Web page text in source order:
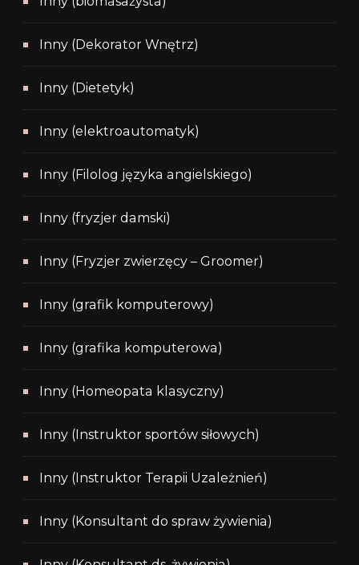
Inny (Dekorator Wnętrz)
Inny (Dietetyk)
Inny (elektroautomatyk)
Inny (Filolog języka angielskiego)
Inny (fryzjer damski)
Inny (Fryzjer zwierzęcy – Groomer)
Inny (grafik komputerowy)
Inny (grafika komputerowa)
Inny (Homeopata klasyczny)
Inny (Instruktor sportów siłowych)
Inny (Instruktor Terapii Uzależnień)
Inny (Konsultant do spraw żywienia)